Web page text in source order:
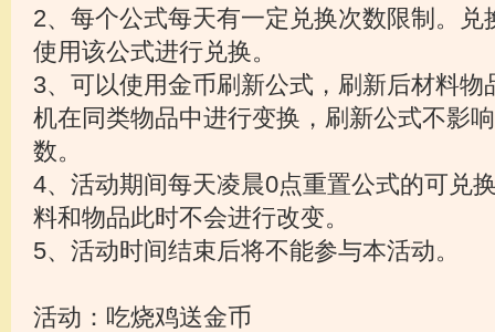
2、每个公式每天有一定兑换次数限制。兑
使用该公式进行兑换。
3、可以使用金币刷新公式，刷新后材料物
机在同类物品中进行变换，刷新公式不影
数。
4、活动期间每天凌晨0点重置公式的可兑
料和物品此时不会进行改变。
5、活动时间结束后将不能参与本活动。
活动：吃烧鸡送金币